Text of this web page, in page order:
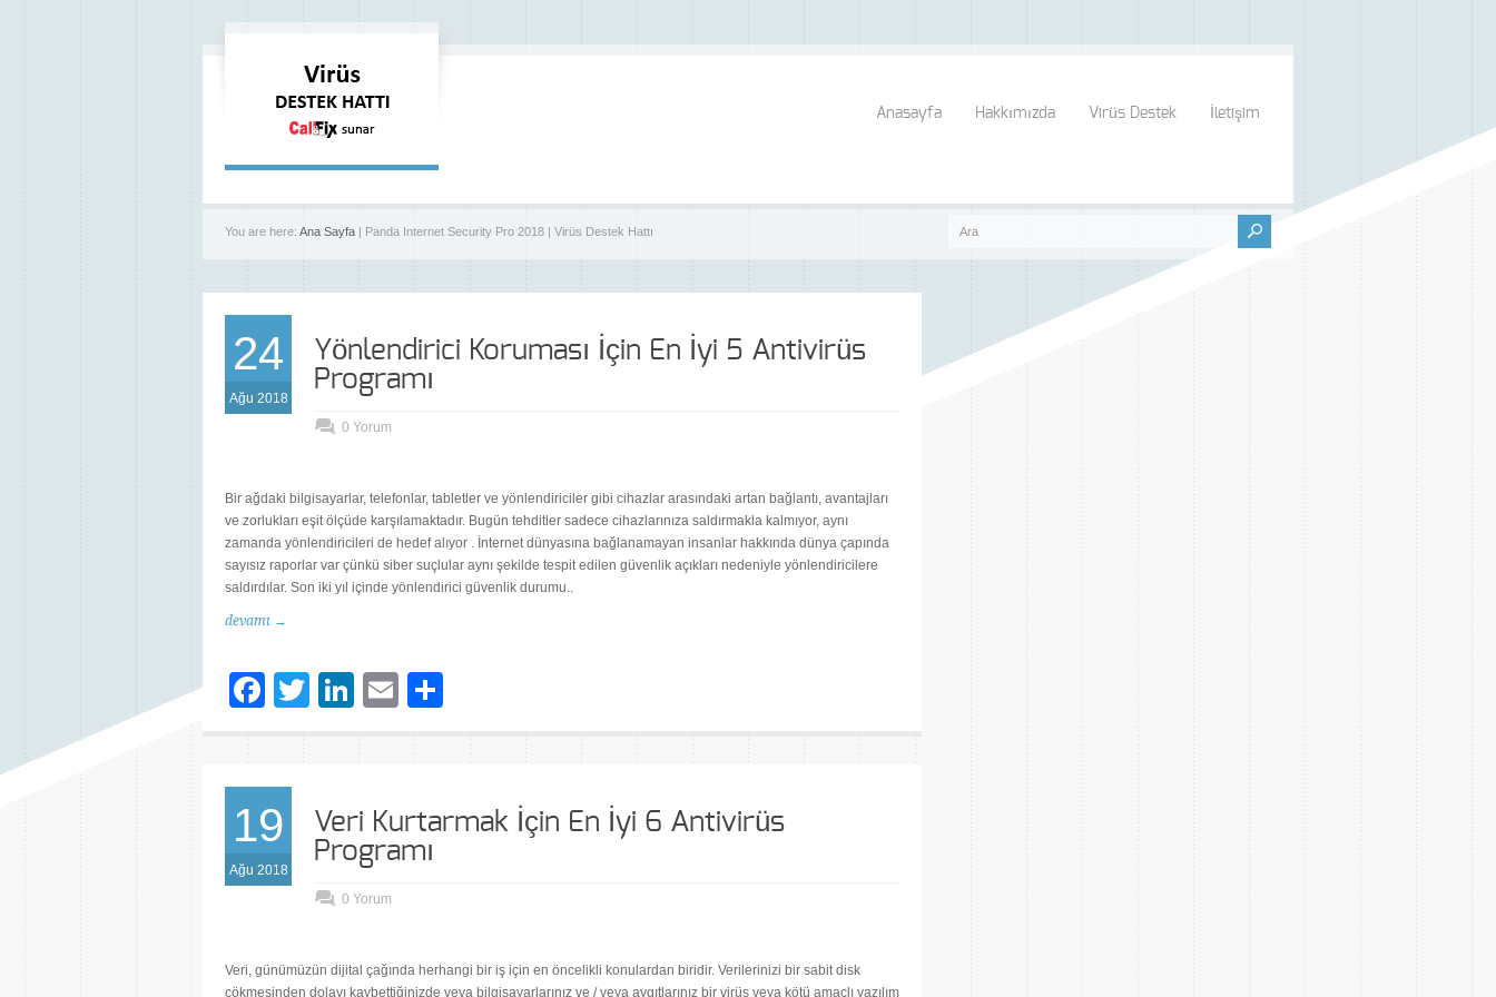
Anasayfa Hakkımızda Virüs Destek İletişim
You are here: Ana Sayfa | Panda Internet Security Pro 2018 | Virüs Destek Hattı
24
Ağu 2018
Yönlendirici Koruması İçin En İyi 5 Antivirüs
Programı
0 Yorum
Bir ağdaki bilgisayarlar, telefonlar, tabletler ve yönlendiriciler gibi cihazlar arasındaki artan bağlantı, avantajları
ve zorlukları eşit ölçüde karşılamaktadır. Bugün tehditler sadece cihazlarınıza saldırmakla kalmıyor, aynı
zamanda yönlendiricileri de hedef alıyor . İnternet dünyasına bağlanamayan insanlar hakkında dünya çapında
sayısız raporlar var çünkü siber suçlular aynı şekilde tespit edilen güvenlik açıkları nedeniyle yönlendiricilere
saldırdılar. Son iki yıl içinde yönlendirici güvenlik durumu..
devamı →
Facebook
TwitterLinkedIn
Email
19
Ağu 2018
Veri Kurtarmak İçin En İyi 6 Antivirüs
Programı
0 Yorum
Veri, günümüzün dijital çağında herhangi bir iş için en öncelikli konulardan biridir. Verilerinizi bir sabit disk
çökmesinden dolayı kaybettiğinizde veya bilgisayarlarınız ve / veya aygıtlarınız bir virüs veya kötü amaçlı yazılım